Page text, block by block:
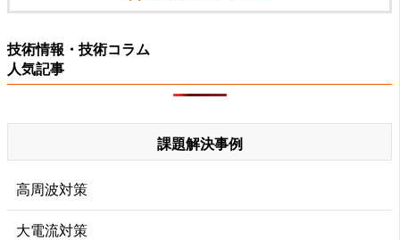
技術情報・技術コラム
人気記事
課題解決事例
高周波対策
大電流対策